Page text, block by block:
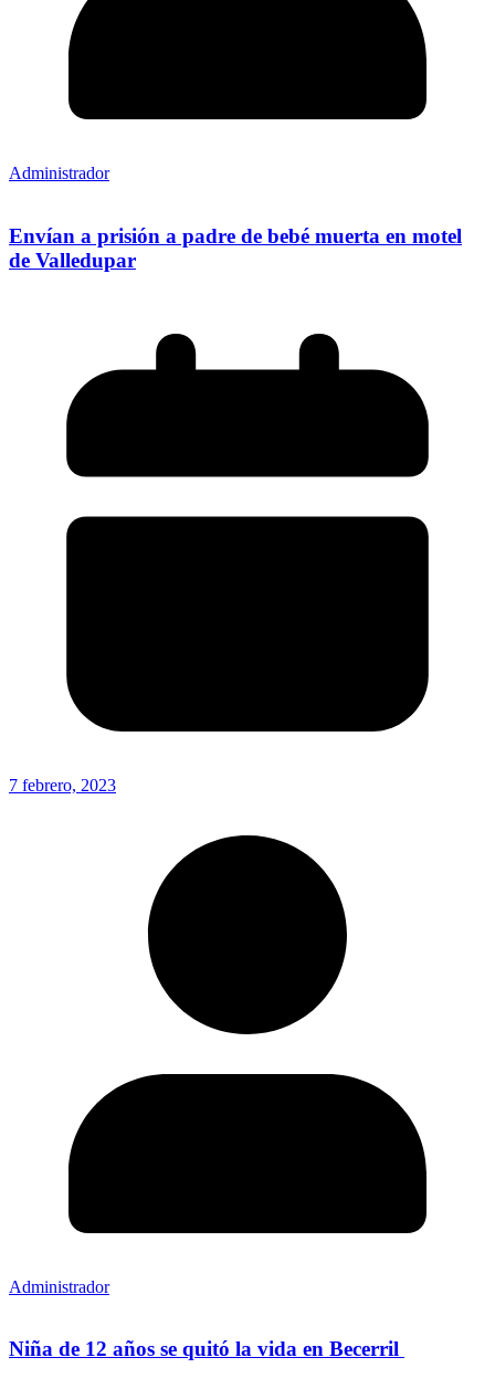
Administrador
Envían a prisión a padre de bebé muerta en motel
de Valledupar
7 febrero, 2023
Administrador
Niña de 12 años se quitó la vida en Becerril